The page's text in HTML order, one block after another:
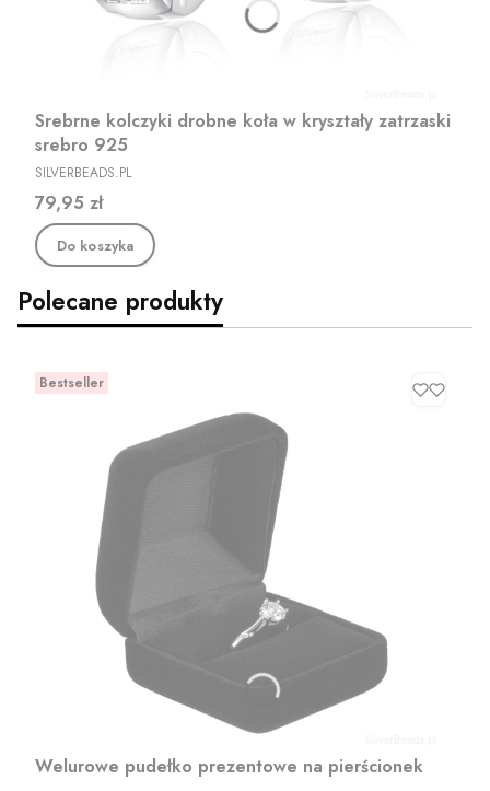
Srebrne kolczyki drobne koła w kryształy zatrzaski
srebro 925
PRODUCENT
SILVERBEADS.PL
Cena
79,95 zł
Do koszyka
Polecane produkty
Bestseller
Welurowe pudełko prezentowe na pierścionek